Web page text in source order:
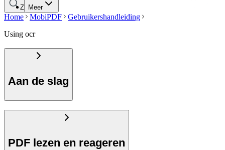
Meer
Zoeken
Home MobiPDF
Gebruikershandleiding
Using ocr
Aan de slag
PDF lezen en reageren